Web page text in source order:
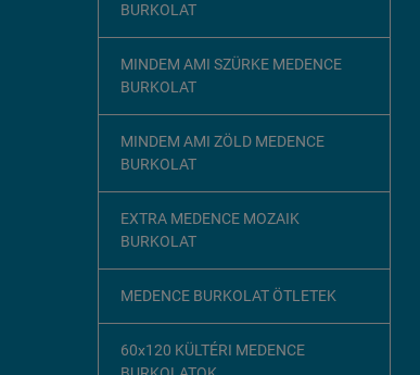
BURKOLAT
MINDEM AMI SZÜRKE MEDENCE
BURKOLAT
MINDEM AMI ZÖLD MEDENCE
BURKOLAT
EXTRA MEDENCE MOZAIK
BURKOLAT
MEDENCE BURKOLAT ÖTLETEK
60x120 KÜLTÉRI MEDENCE